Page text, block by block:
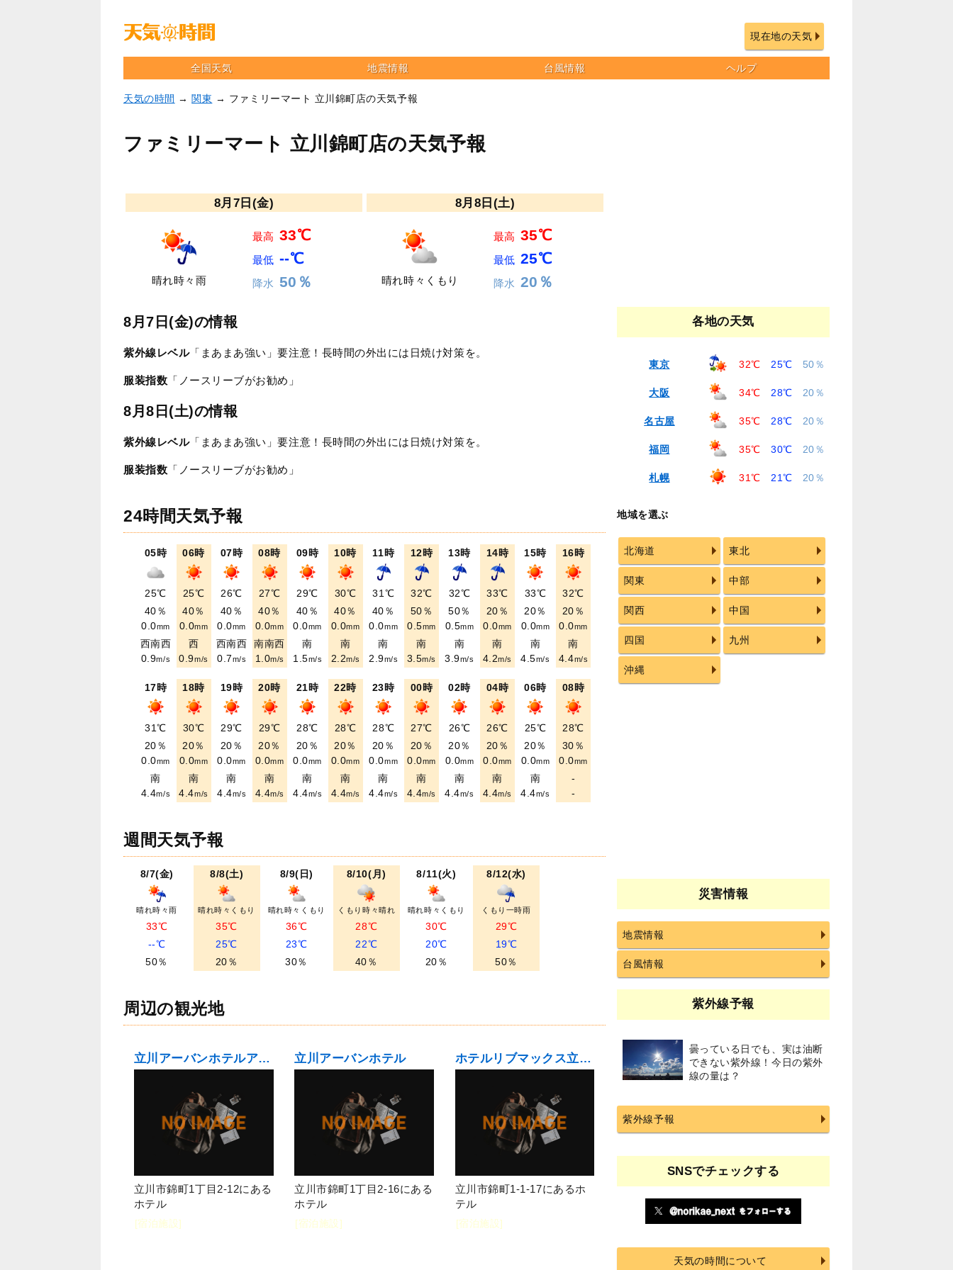
現在地の天気
全国天気 地震情報 台風情報 ヘルプ
天気の時間 → 関東 → ファミリーマート 立川錦町店の天気予報
ファミリーマート 立川錦町店の天気予報
8月7日(金)
晴れ時々雨
最高 33℃
最低 --℃
降水 50％
8月8日(土)
晴れ時々くもり
最高 35℃
最低 25℃
降水 20％
8月7日(金)の情報
紫外線レベル「まあまあ強い」要注意！長時間の外出には日焼け対策を。
服装指数 「ノースリーブがお勧め」
8月8日(土)の情報
紫外線レベル「まあまあ強い」要注意！長時間の外出には日焼け対策を。
服装指数 「ノースリーブがお勧め」
24時間天気予報
05時
25℃
40％
0.0mm
西南西
0.9m/s
06時
25℃
40％
0.0mm
西
0.9m/s
07時
26℃
40％
0.0mm
西南西
0.7m/s
08時
27℃
40％
0.0mm
南南西
1.0m/s
09時
29℃
40％
0.0mm
南
1.5m/s
10時
30℃
40％
0.0mm
南
2.2m/s
11時
31℃
40％
0.0mm
南
2.9m/s
12時
32℃
50％
0.5mm
南
3.5m/s
13時
32℃
50％
0.5mm
南
3.9m/s
14時
33℃
20％
0.0mm
南
4.2m/s
15時
33℃
20％
0.0mm
南
4.5m/s
16時
32℃
20％
0.0mm
南
4.4m/s
17時
31℃
20％
0.0mm
南
4.4m/s
18時
30℃
20％
0.0mm
南
4.4m/s
19時
29℃
20％
0.0mm
南
4.4m/s
20時
29℃
20％
0.0mm
南
4.4m/s
21時
28℃
20％
0.0mm
南
4.4m/s
22時
28℃
20％
0.0mm
南
4.4m/s
23時
28℃
20％
0.0mm
南
4.4m/s
00時
27℃
20％
0.0mm
南
4.4m/s
02時
26℃
20％
0.0mm
南
4.4m/s
04時
26℃
20％
0.0mm
南
4.4m/s
06時
25℃
20％
0.0mm
南
4.4m/s
08時
28℃
30％
0.0mm
-
-
週間天気予報
8/7(金)
晴れ時々雨
33℃
--℃
50％
8/8(土)
晴れ時々くもり
35℃
25℃
20％
8/9(日)
晴れ時々くもり
36℃
23℃
30％
8/10(月)
くもり時々晴れ
28℃
22℃
40％
8/11(火)
晴れ時々くもり
30℃
20℃
20％
8/12(水)
くもり一時雨
29℃
19℃
50％
周辺の観光地
立川アーバンホテルアネックス
立川市錦町1丁目2-12にある
ホテル
[宿泊施設]
立川アーバンホテル
立川市錦町1丁目2-16にある
ホテル
[宿泊施設]
ホテルリブマックス立川駅前
立川市錦町1-1-17にあるホ
テル
[宿泊施設]
各地の天気
東京 32℃ 25℃ 50％
大阪 34℃ 28℃ 20％
名古屋 35℃ 28℃ 20％
福岡 35℃ 30℃ 20％
札幌 31℃ 21℃ 20％
地域を選ぶ
北海道 東北
関東 中部
関西 中国
四国 九州
沖縄
災害情報
地震情報
台風情報
紫外線予報
曇っている日でも、実は油断
できない紫外線！今日の紫外
線の量は？
紫外線予報
SNSでチェックする
天気の時間について